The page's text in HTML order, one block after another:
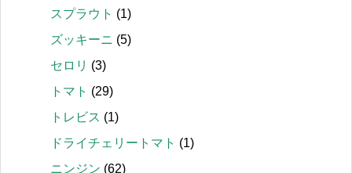
スプラウト (1)
ズッキーニ (5)
セロリ (3)
トマト (29)
トレビス (1)
ドライチェリートマト (1)
ニンジン (62)